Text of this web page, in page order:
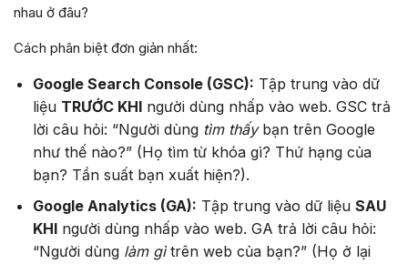
nhau ở đâu?
Cách phân biệt đơn giản nhất:
Google Search Console (GSC): Tập trung vào dữ
liệu TRƯỚC KHIngười dùng nhấp vào web. GSC trả
lời câu hỏi: “Người dùng tìm thấybạn trên Google
như thế nào?” (Họ tìm từ khóa gì? Thứ hạng của
bạn? Tần suất bạn xuất hiện?).
Google Analytics (GA): Tập trung vào dữ liệu SAU
KHIngười dùng nhấp vào web. GA trả lời câu hỏi:
“Người dùng làm gìtrên web của bạn?” (Họ ở lại